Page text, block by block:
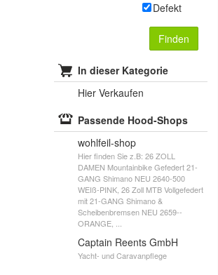
Defekt
Finden
In dieser Kategorie
Hier Verkaufen
Passende Hood-Shops
wohlfeil-shop
Hier finden Sie z.B: 26 ZOLL
DAMEN Mountainbike Gefedert 21-
GANG Shimano NEU 2640-500
WEIß-PINK, 26 Zoll MTB Vollgefedert
mit 21-GANG Shimano &
Scheibenbremsen NEU 2659--
ORANGE, ...
Captain Reents GmbH
Yacht- und Caravanpflege